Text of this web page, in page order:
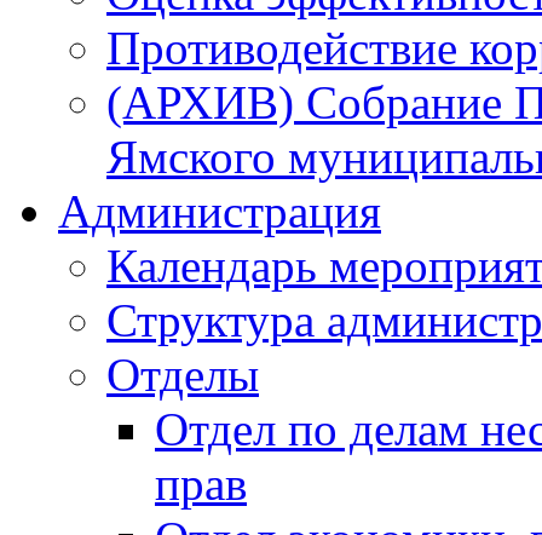
Противодействие
(АРХИВ) Собрание
Ямского
Администрация
Календарь
Структура
Отделы
Отдел по делам
прав